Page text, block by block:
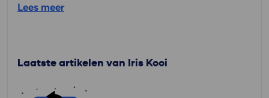
Lees meer
Laatste artikelen van Iris Kooi